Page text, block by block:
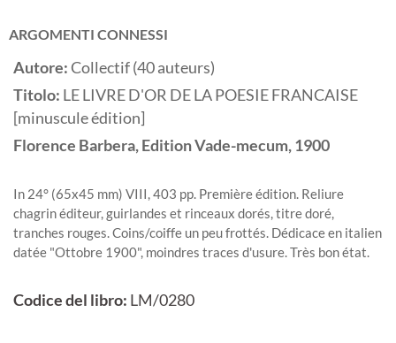
ARGOMENTI CONNESSI
Autore:Collectif (40 auteurs)
Titolo: LE LIVRE D'OR DE LA POESIE FRANCAISE
[minuscule édition]
Florence Barbera, Edition Vade-mecum,1900
In 24° (65x45 mm) VIII, 403 pp. Première édition. Reliure
chagrin éditeur, guirlandes et rinceaux dorés, titre doré,
tranches rouges. Coins/coiffe un peu frottés. Dédicace en italien
datée "Ottobre 1900", moindres traces d'usure. Très bon état.
Codice del libro: LM/0280